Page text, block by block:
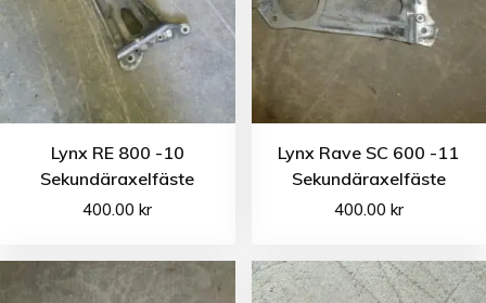
Lynx RE 800 -10
Sekundäraxelfäste
400.00kr
Lynx Rave SC 600 -11
Sekundäraxelfäste
400.00 kr